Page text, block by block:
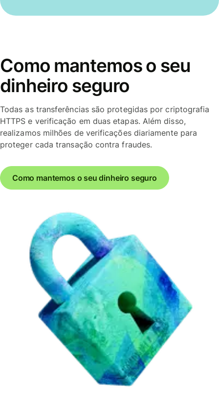
Como mantemos o seu
dinheiro seguro
Todas as transferências são protegidas por criptografia
HTTPS e verificação em duas etapas. Além disso,
realizamos milhões de verificações diariamente para
proteger cada transação contra fraudes.
Como mantemos o seu dinheiro seguro